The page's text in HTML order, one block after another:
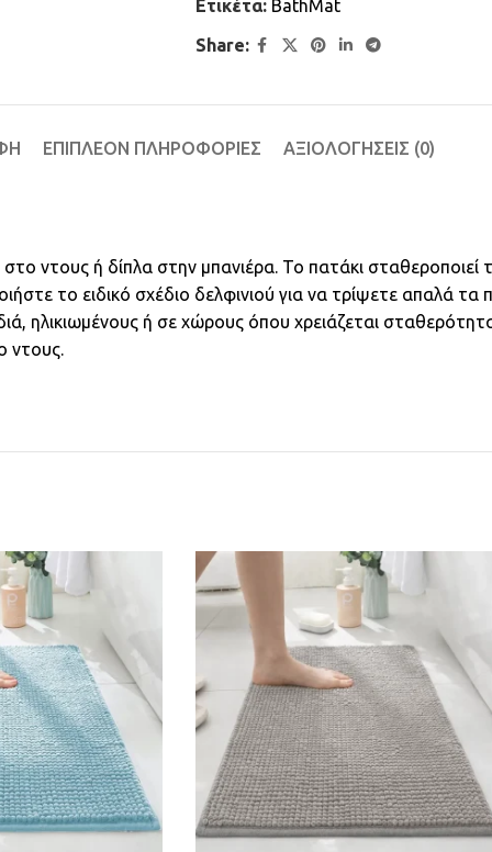
Ετικέτα: BathMat
Share:
ΕΠΙΠΛΈΟΝ ΠΛΗΡΟΦΟΡΊΕΣ ΑΞΙΟΛΟΓΉΣΕΙΣ (0)
ντους ή δίπλα στην μπανιέρα. Το πατάκι
το ειδικό σχέδιο δελφινιού για να τρίψετε απαλά
ηλικιωμένους ή σε χώρους όπου χρειάζεται
ντους.